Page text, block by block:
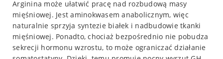
Arginina może ułatwić pracę nad rozbudową masy
mięśniowej. Jest aminokwasem anabolicznym, więc
naturalnie sprzyja syntezie białek i nadbudowie tkanki
mięśniowej. Ponadto, chociaż bezpośrednio nie pobudza
sekrecji hormonu wzrostu, to może ograniczać działanie